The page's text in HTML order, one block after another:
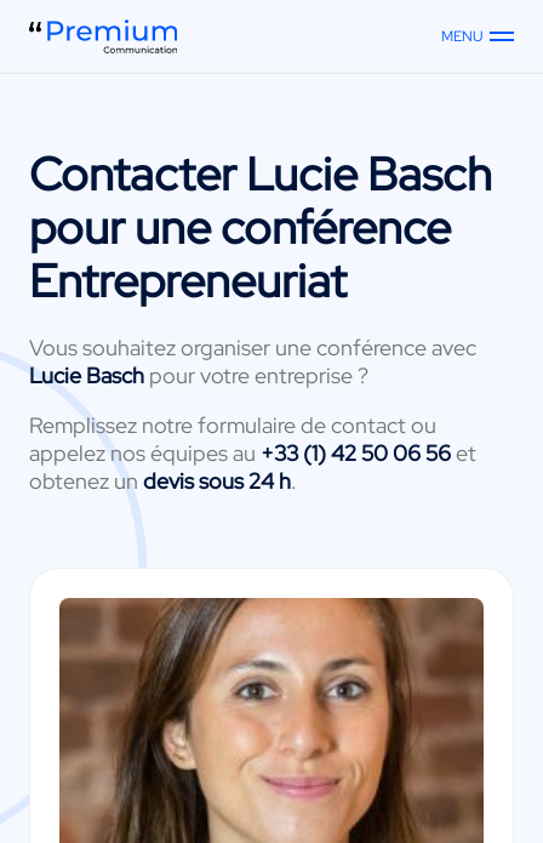
MENU
ContacterLucie Basch
pour une conférence
Entrepreneuriat
Vous souhaitez organiser une conférence avec
Lucie Basch pour votre entreprise ?
Remplissez notre formulaire de contact ou
appelez nos équipes au +33 (1) 42 50 06 56et
obtenez un devis sous 24 h.